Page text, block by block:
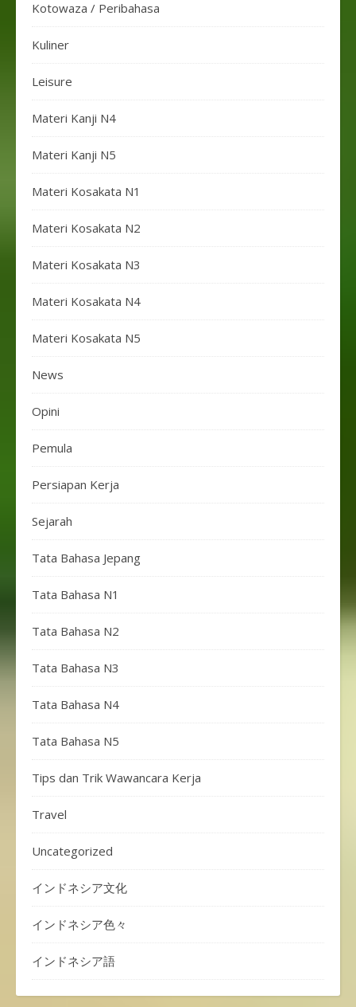
Kotowaza / Peribahasa
Kuliner
Leisure
Materi Kanji N4
Materi Kanji N5
Materi Kosakata N1
Materi Kosakata N2
Materi Kosakata N3
Materi Kosakata N4
Materi Kosakata N5
News
Opini
Pemula
Persiapan Kerja
Sejarah
Tata Bahasa Jepang
Tata Bahasa N1
Tata Bahasa N2
Tata Bahasa N3
Tata Bahasa N4
Tata Bahasa N5
Tips dan Trik Wawancara Kerja
Travel
Uncategorized
インドネシア文化
インドネシア色々
インドネシア語